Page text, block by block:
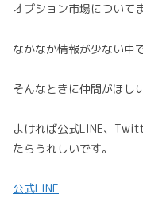
オプション市場について
なかなか情報が少ない中
そんなときに仲間がほし
よければ公式LINE、
たらうれしいです。
公式LINE